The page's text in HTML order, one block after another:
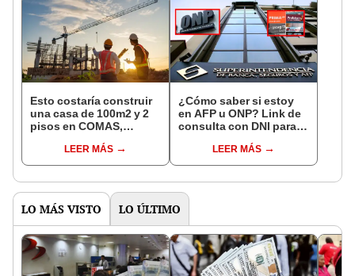
Esto costaría construir
una casa de 100m2 y 2
pisos en COMAS,
distritos de LIMA
NORTE
LEER MÁS
¿Cómo saber si estoy
en AFP u ONP? Link de
consulta con DNI para
pensiones estás
LEER MÁS
LO MÁS VISTO LO ÚLTIMO